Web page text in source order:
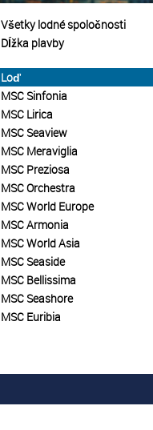
Všetky lodné spoločnosti
Dĺžka plavby
Loď
MSC Sinfonia
MSC Lirica
MSC Seaview
MSC Meraviglia
MSC Preziosa
MSC Orchestra
MSC World Europe
MSC Armonia
MSC World Asia
MSC Seaside
MSC Bellissima
MSC Seashore
MSC Euribia